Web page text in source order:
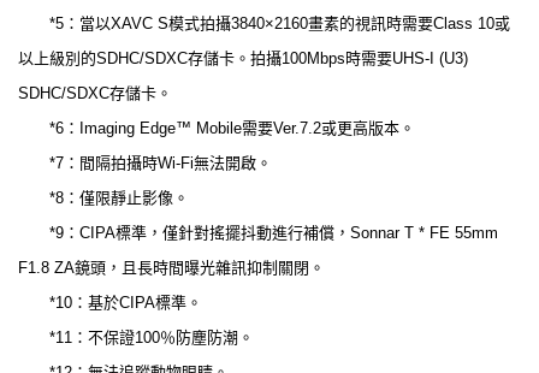
*5：當以XAVC S模式拍攝3840×2160畫素的視訊時需要Class 10或
以上級別的SDHC/SDXC存儲卡。拍攝100Mbps時需要UHS-I (U3)
SDHC/SDXC存儲卡。
*6：Imaging Edge™ Mobile需要Ver.7.2或更高版本。
*7：間隔拍攝時Wi-Fi無法開啟。
*8：僅限靜止影像。
*9：CIPA標準，僅針對搖擺抖動進行補償，Sonnar T * FE 55mm
F1.8 ZA鏡頭，且長時間曝光雜訊抑制關閉。
*10：基於CIPA標準。
*11：不保證100％防塵防潮。